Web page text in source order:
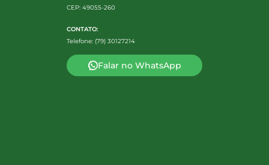
CEP: 49055-260
CONTATO:
Telefone: (79) 30127214
Falar no WhatsApp